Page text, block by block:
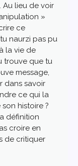
Au lieu de voir
»
ce
naurzi pas pu
la vie de
trouve que tu
message,
dans savoir
ce qui la
histoire ?
définition
croire en
de critiquer